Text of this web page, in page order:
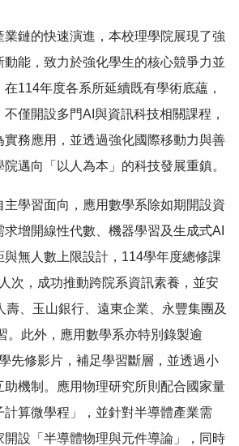
業鏈的快速演進，本校理學院展現了強
動能，致力於強化學生的核心競爭力並
114年度各系所延續既有學術底蘊，
僅開設多門AI與資訊科技相關課程，
實務應用，並透過強化國際移動力與善
邁向「以人為本」的科技發展重鎮。
主學習面向，應用數學系除如期開設資
增開線性代數、機器學習及生成式AI
無人數上限設計，114學年度總修課
次，成功推動跨院系資訊素養，並安
壽、玉山銀行、遠東企業、永豐集團及
。此外，應用數學系亦特別錄製逾
先修影片，補足學習斷層，並透過小
助機制。應用物理研究所則配合國家量
算微學程」，並針對半導體產業需
開設「半導體物理與元件導論」，同時